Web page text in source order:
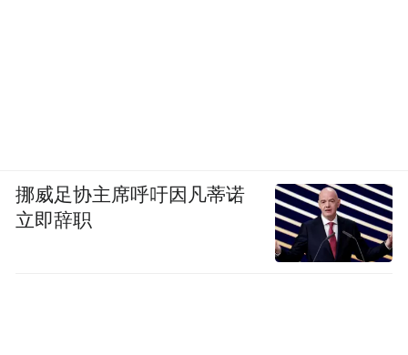
挪威足协主席呼吁因凡蒂诺
立即辞职